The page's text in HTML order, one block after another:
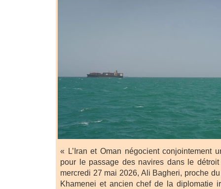
« L’Iran et Oman négocient conjointement
pour le passage des navires dans le détroit
mercredi 27 mai 2026, Ali Bagheri, proche
Khamenei et ancien chef de la diplomatie